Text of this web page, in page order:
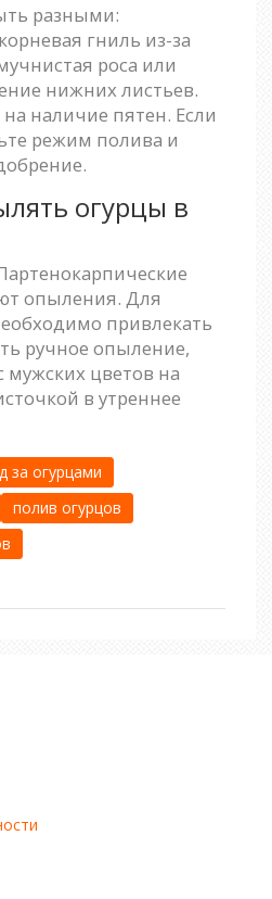
разными:
гниль из-за
роса или
нижних листьев.
наличие пятен. Если
режим полива и
огурцы в
опыления. Для
привлекать
ручное опыление,
мужских цветов на
в утреннее
за огурцами
полив огурцов